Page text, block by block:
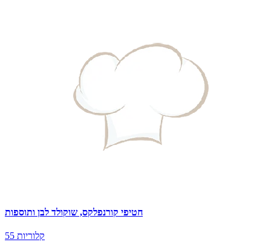
חטיפי קורנפלקס, שוקולד לבן ותוספות
55 קלוריות